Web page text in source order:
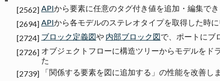
[2562] APIから要素に任意のタグ付き値を追加・編集で
[2694] APIから各モデルのステレオタイプを取得した時
[2724] ブロック定義図や 内部ブロック図で、ポートにブ
[2726] オブジェクトフローに構造ツリーからモデルを
た
[2739]
「関係する要素を図に追加する」の性能を改善し